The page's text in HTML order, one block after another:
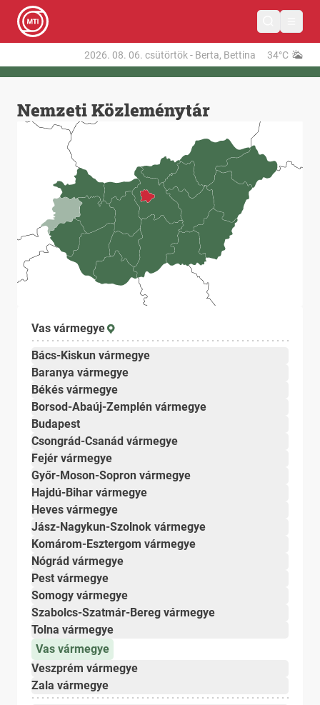
2026. 08. 06. csütörtök- Berta, Bettina 34°C
Nemzeti Közleménytár
Vas vármegye
Bács-Kiskun vármegye
Baranya vármegye
Békés vármegye
Borsod-Abaúj-Zemplén vármegye
Budapest
Csongrád-Csanád vármegye
Fejér vármegye
Győr-Moson-Sopron vármegye
Hajdú-Bihar vármegye
Heves vármegye
Jász-Nagykun-Szolnok vármegye
Komárom-Esztergom vármegye
Nógrád vármegye
Pest vármegye
Somogy vármegye
Szabolcs-Szatmár-Bereg vármegye
Tolna vármegye
Vas vármegye
Veszprém vármegye
Zala vármegye